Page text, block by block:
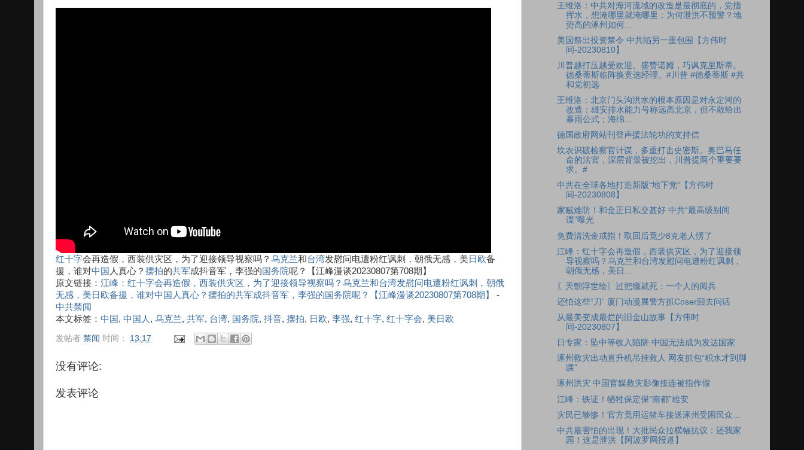
红十字会再造假，西装供灾区，为了迎接领导视察吗？ 乌克兰和台湾发慰问电遭粉红讽刺，朝俄无感，美 日欧备
援，谁对中国 人真心？ 摆拍的共军成抖音军，李强的 国务院呢？【江峰漫谈20230807第708期】
原文链接： 江峰：红十字会再造假，西装供灾区，为了迎接领导视察吗？乌克兰和台湾发慰问电遭粉红讽刺，朝俄
无感，美日欧备援，谁对中国人真心？摆拍的共军成抖音军，李强的国务院呢？【江峰漫谈20230807第708期】
-
中共禁闻
本文标签： 中国 , 中国人 , 乌克兰, 共军, 台湾, 国务院, 抖音, 摆拍, 日欧, 李强, 红十字, 红十字会, 美日欧
发帖者 禁闻 时间： 13:17
没有评论:
发表评论
王维洛：中共对海河流域的改造是最彻底的，党指
挥水，想淹哪里就淹哪里；为何泄洪不预警？地
势高的涿州如何...
美国祭出投资禁令 中共陷另一重包围【方伟时
间-20230810】
川普越打压越受欢迎。盛赞诺姆，巧讽克里斯蒂。
徳桑蒂斯临阵换竞选经理。#川普 #徳桑蒂斯 #共
和党初选
王维洛：北京门头沟洪水的根本原因是对永定河的
改造；雄安排水能力号称远高北京，但不敢给出
暴雨公式；海绵...
德国政府网站刊登声援法轮功的支持信
坎农识破检察官计谋，多重打击史密斯。奥巴马任
命的法官，深层背景被挖出，川普提两个重要要
求。#
中共在全球各地打造新版“地下党”【方伟时
间-20230808】
家贼难防！和金正日私交甚好 中共“最高级别间
谍”曝光
免费清洗金戒指！取回后竟少8克老人愣了
江峰：红十字会再造假，西装供灾区，为了迎接领
导视察吗？乌克兰和台湾发慰问电遭粉红讽刺，
朝俄无感，美日...
〖兲朝浮世绘〗过把瘾就死：一个人的阅兵
还怕这些“刀” 厦门动漫展警方抓Coser回去问话
从最美变成最烂的旧金山故事【方伟时
间-20230807】
日专家：坠中等收入陷阱 中国无法成为发达国家
涿州救灾出动直升机吊挂救人 网友抓包“积水才到脚
踝”
涿州洪灾 中国官媒救灾影像接连被指作假
江峰：铁证！牺牲保定保“南都”雄安
灾民已够惨！官方竟用运猪车接送涿州受困民众…
中共最害怕的出现！大批民众拉横幅抗议：还我家
园！这是泄洪【阿波罗网报道】